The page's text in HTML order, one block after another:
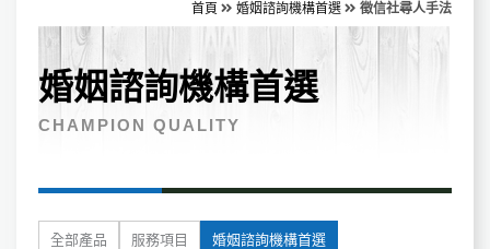
首頁 婚姻諮詢機構首選 徵信社尋人手法
婚姻諮詢機構首選
CHAMPION QUALITY
全部產品 服務項目 婚姻諮詢機構首選